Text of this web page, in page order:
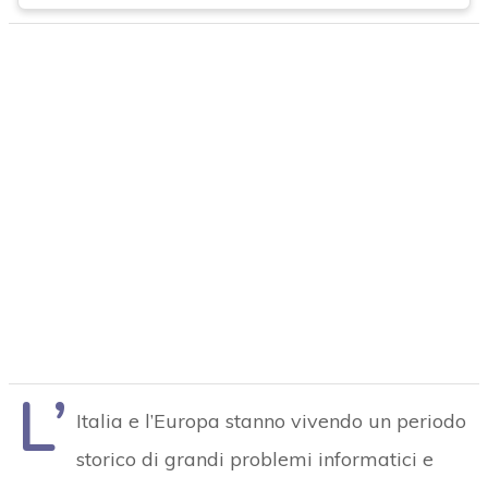
L’ Italia e l’Europa stanno vivendo un periodo
storico di grandi problemi informatici e